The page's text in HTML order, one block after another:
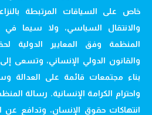
خاص على السياقات المرتبطة
والانتقال السياسي، ولا سيما في
المنظمة وفق المعايير الدولية
والقانون الدولي الإنساني، وتسعى
بناء مجتمعات قائمة على العدالة
واحترام الكرامة الإنسانية. رسالة
انتهاكات حقوق الإنسان، وتدافع عن